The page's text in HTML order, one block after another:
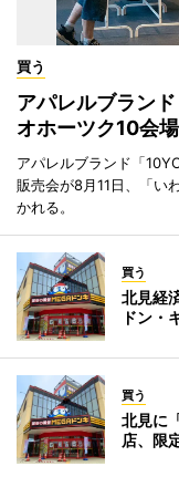
買う
アパレルブラン
オホーツク10会
アパレルブランド「
販売会が8月11日、「い
かれる。
買う
北見経
ドン・
買う
北見に
店、限